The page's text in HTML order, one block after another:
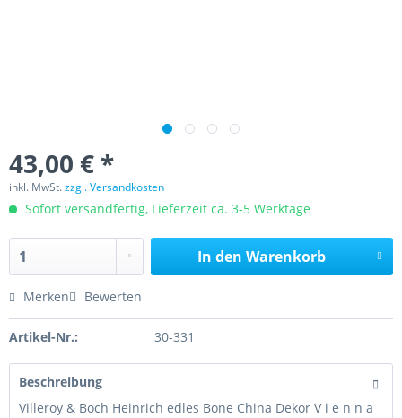
43,00 € *
inkl. MwSt.zzgl. Versandkosten
Sofort versandfertig, Lieferzeit ca. 3-5 Werktage
In den Warenkorb
Merken Bewerten
Artikel-Nr.: 30-331
Beschreibung
Villeroy & Boch Heinrich edles Bone China Dekor V i e n n a